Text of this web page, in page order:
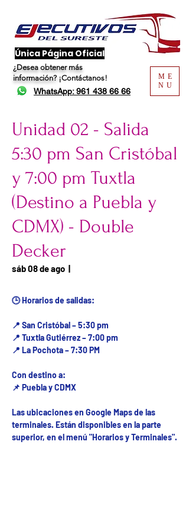
​Única Página Oficial
¿Desea obtener más
información? ¡Contáctanos!
WhatsApp: 961 438 66 66
ME
NU
Unidad 02 - Salida
5:30 pm San Cristóbal
y 7:00 pm Tuxtla
(Destino a Puebla y
CDMX) - Double
Decker
sáb 08 de ago
  |
🕒 Horarios de salidas:
📍 San Cristóbal – 5:30 pm
📍 Tuxtla Gutiérrez – 7:00 pm
📍 La Pochota – 7:30 PM
Con destino a:
📌 Puebla y CDMX
Las ubicaciones en Google Maps de las
terminales. Están disponibles en la parte
superior, en el menú "Horarios y Terminales".